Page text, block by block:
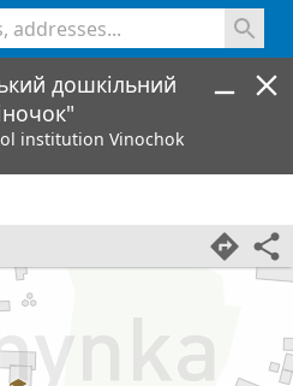
дошкільний
institution Vinochok